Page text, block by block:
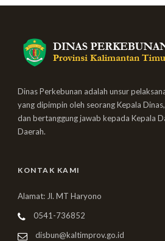
Dinas Perkebunan adalah unsur
yang dipimpin oleh seorang Kepala
dan bertanggung jawab kepada Kepala
Daerah.
KONTAK KAMI
Alamat: Jl. MT Haryono
0541-736852
disbun@kaltimprov.go.id